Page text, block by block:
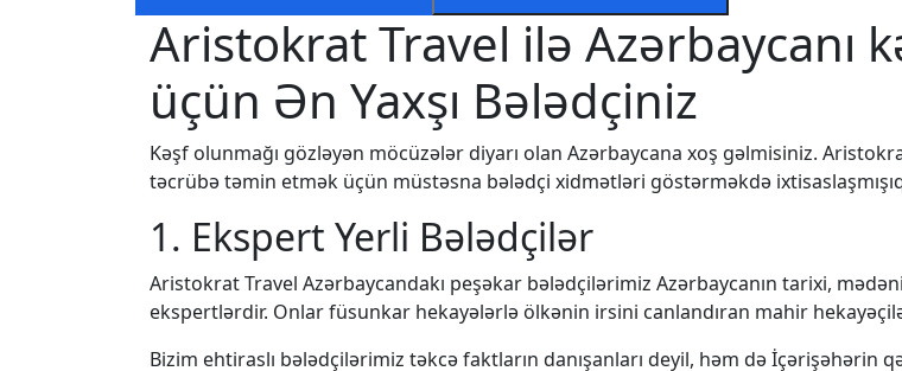
Aristokrat Travel ilə Azərbaycanı
üçün Ən Yaxşı Bələdçiniz
Kəşf olunmağı gözləyən möcüzələr diyarı olan Azərbaycana xoş gəlmisiniz.
təcrübə təmin etmək üçün müstəsna bələdçi xidmətləri göstərməkdə
1. Ekspert Yerli Bələdçilər
Aristokrat Travel Azərbaycandakı peşəkar bələdçilərimiz Azərbaycanın tarixi,
ekspertlərdir. Onlar füsunkar hekayələrlə ölkənin irsini canlandıran mahir
Bizim ehtiraslı bələdçilərimiz təkcə faktların danışanları deyil, həm də